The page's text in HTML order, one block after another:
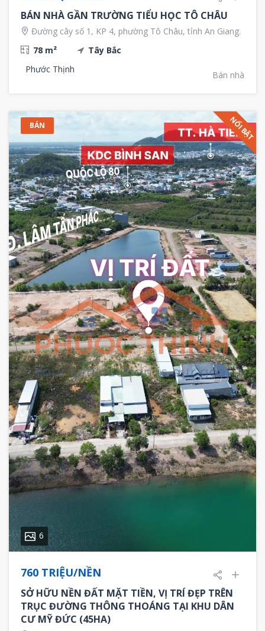
BÁN NHÀ GẦN TRƯỜNG TIỂU HỌC TÔ CHÂU
Đường cây số 1, KP 4, phường Tô Châu, tỉnh An Giang.
78 m²
Tây Bắc
Phước Thịnh
Bán nhà
BÁN NỔI BẬT
6
760 TRIỆU/NỀN
SỞ HỮU NỀN ĐẤT MẶT TIỀN, VỊ TRÍ ĐẸP TRÊN
TRỤC ĐƯỜNG THÔNG THOÁNG TẠI KHU DÂN
CƯ MỸ ĐỨC (45HA)